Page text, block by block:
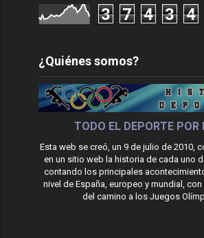
3 7 4 3 4
¿Quiénes somos?
TODO EL DEPORTE POR
Esta web se creó, un 9 de julio de 2010,
en un sitio web la historia de cada uno
contando los principales
nivel de España, europeo y mundial, con
del camino a los Juegos